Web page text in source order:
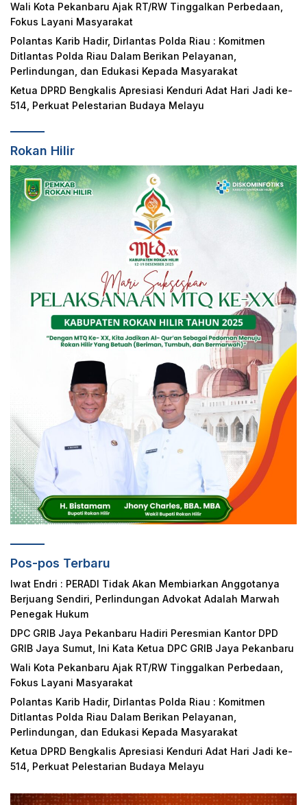
Wali Kota Pekanbaru Ajak RT/RW Tinggalkan Perbedaan,
Fokus Layani Masyarakat
Polantas Karib Hadir, Dirlantas Polda Riau : Komitmen
Ditlantas Polda Riau Dalam Berikan Pelayanan,
Perlindungan, dan Edukasi Kepada Masyarakat
Ketua DPRD Bengkalis Apresiasi Kenduri Adat Hari Jadi ke-
514, Perkuat Pelestarian Budaya Melayu
Rokan Hilir
Pos-pos Terbaru
Iwat Endri : PERADI Tidak Akan Membiarkan Anggotanya
Berjuang Sendiri, Perlindungan Advokat Adalah Marwah
Penegak Hukum
DPC GRIB Jaya Pekanbaru Hadiri Peresmian Kantor DPD
GRIB Jaya Sumut, Ini Kata Ketua DPC GRIB Jaya Pekanbaru
Wali Kota Pekanbaru Ajak RT/RW Tinggalkan Perbedaan,
Fokus Layani Masyarakat
Polantas Karib Hadir, Dirlantas Polda Riau : Komitmen
Ditlantas Polda Riau Dalam Berikan Pelayanan,
Perlindungan, dan Edukasi Kepada Masyarakat
Ketua DPRD Bengkalis Apresiasi Kenduri Adat Hari Jadi ke-
514, Perkuat Pelestarian Budaya Melayu